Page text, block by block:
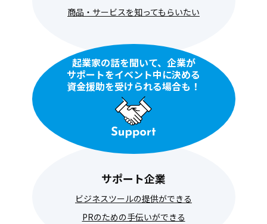
商品・サービスを知ってもらいたい
起業家の話を聞いて、企業が
サポートをイベント中に決める
資金援助を受けられる場合も！
サポート企業
ビジネスツールの提供ができる
PRのための手伝いができる